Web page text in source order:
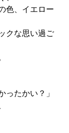
色、イエロー
クな思い過ご
ったかい？」